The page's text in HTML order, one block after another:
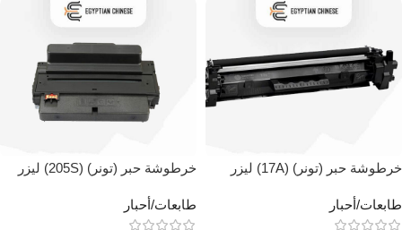
خرطوشة حبر (تونر) (17A) ليزر
طابعات/أحبار
خرطوشة حبر (تونر) (205S) ليزر
طابعات/أحبار